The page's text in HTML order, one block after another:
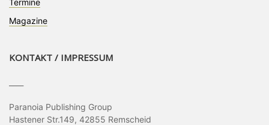
Magazine
KONTAKT / IMPRESSUM
Paranoia Publishing Group
Hastener Str.149, 42855 Remscheid